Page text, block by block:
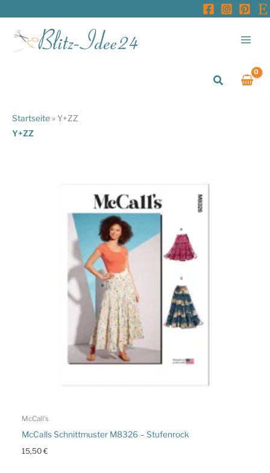
springen
Suchen
Startseite » Y+ZZ
Y+ZZ
McCall's
McCalls Schnittmuster M8326 – Stufenrock
15,50€